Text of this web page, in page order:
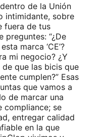
de la Unión
intimidante, sobre
fuera de tus
preguntes: “¿De
marca ‘CE’?
mi negocio? ¿Y
que las bicis que
cumplen?” Esas
que vamos a
de marcar una
compliance; se
entregar calidad
en la que